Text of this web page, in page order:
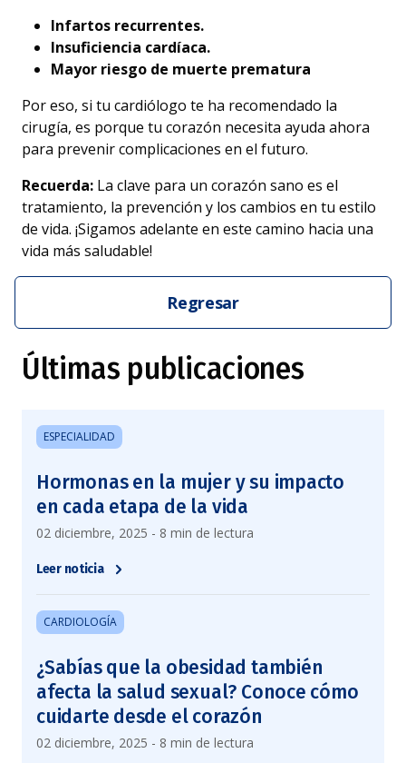
Infartos recurrentes.
Insuficiencia cardíaca.
Mayor riesgo de muerte prematura
Por eso, si tu cardiólogo te ha recomendado la
cirugía, es porque tu corazón necesita ayuda ahora
para prevenir complicaciones en el futuro.
Recuerda: La clave para un corazón sano es el
tratamiento, la prevención y los cambios en tu estilo
de vida. ¡Sigamos adelante en este camino hacia una
vida más saludable!
Regresar
Últimas publicaciones
ESPECIALIDAD
Hormonas en la mujer y su impacto
en cada etapa de la vida
02 diciembre, 2025 - 8 min de lectura
Leer noticia
CARDIOLOGÍA
¿Sabías que la obesidad también
afecta la salud sexual? Conoce cómo
cuidarte desde el corazón
02 diciembre, 2025 - 8 min de lectura